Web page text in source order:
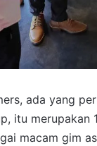
ada yang
itu
macam gim